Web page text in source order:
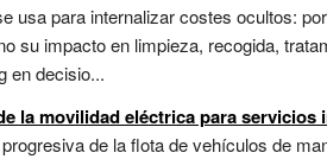
usa para internalizar costes ocultos:
su impacto en limpieza, recogida,
en decisio...
la movilidad eléctrica para servicios
de la flota de vehículos de